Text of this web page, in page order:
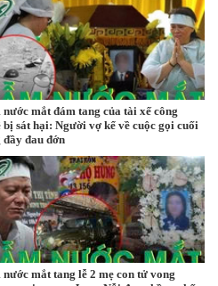
mắt đám tang của tài xế công
bị sát hại: Người vợ kể về cuộc gọi cuối
đầy đau đớn
mắt tang lễ 2 mẹ con tử vong